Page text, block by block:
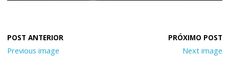
Previous image Next image